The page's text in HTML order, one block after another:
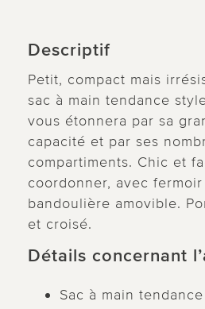
Descriptif
Petit, compact mais
sac à main tendance
vous étonnera par sa
capacité et par ses
compartiments. Chic et
coordonner, avec
bandoulière amovible.
et croisé.
Détails concernant
Sac à main